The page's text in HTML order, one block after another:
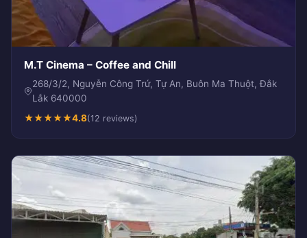
M.T Cinema – Coffee and Chill
268/3/2, Nguyễn Công Trứ, Tự An, Buôn Ma Thuột, Đắk
Lắk 640000
★★★★★4.8(12 reviews)